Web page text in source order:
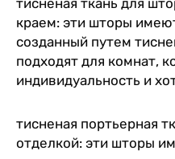
краем: эти шторы
созданный путем
подходят для комнат,
индивидуальность и
тисненая портьерная
отделкой: эти шторы